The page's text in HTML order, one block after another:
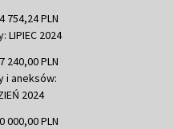
754,24 PLN
LIPIEC 2024
240,00 PLN
i aneksów:
2024
000,00 PLN